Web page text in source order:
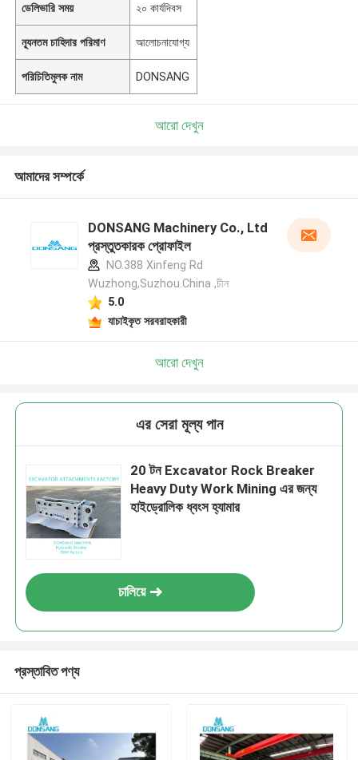
ডেলিভারি সময় ২০ কার্যদিবস
ন্যূনতম চাহিদার পরিমাণ আলোচনাযোগ্য
পরিচিতিমুলক নাম DONSANG
আরো দেখুন
আমাদের সম্পর্কে
DONSANG Machinery Co., Ltd
প্রস্তুতকারক প্রোফাইল
NO.388 Xinfeng Rd
Wuzhong,Suzhou.China ,চীন
5.0
যাচাইকৃত সরবরাহকারী
আরো দেখুন
এর সেরা মূল্য পান
20 টন Excavator Rock Breaker
Heavy Duty Work Mining এর জন্য
হাইড্রোলিক ধ্বংস হ্যামার
চালিয়ে
প্রস্তাবিত পণ্য